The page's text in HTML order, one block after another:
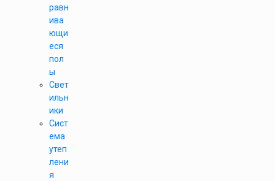
равн
ива
ющи
еся
пол
ы
Свет
ильн
ики
Сист
ема
утеп
лени
я